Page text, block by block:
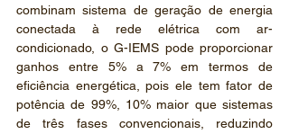
combinam sistema de geração de energia
conectada à rede elétrica com ar-
condicionado, o G-IEMS pode proporcionar
ganhos entre 5% a 7% em termos de
eficiência energética, pois ele tem fator de
potência de 99%, 10% maior que sistemas
de três fases convencionais, reduzindo